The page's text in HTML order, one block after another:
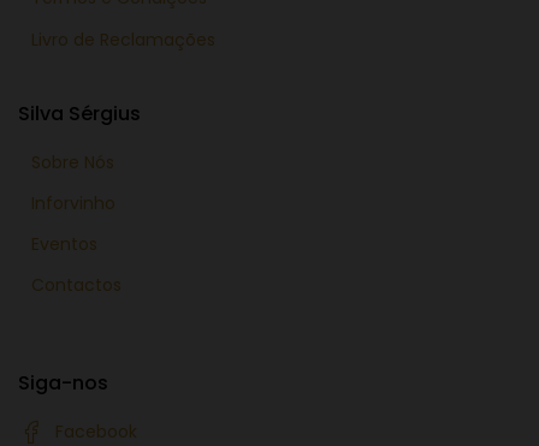
Livro de Reclamações
Silva Sérgius
Sobre Nós
Inforvinho
Eventos
Contactos
Siga-nos
Facebook